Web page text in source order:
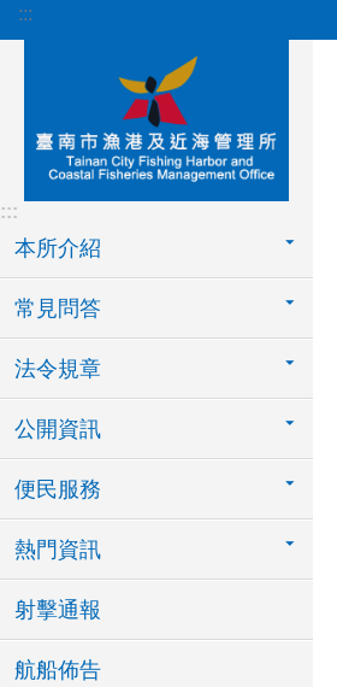
跳到主要內容區塊
:::
:::
本所介紹
常見問答
法令規章
公開資訊
便民服務
熱門資訊
射擊通報
航船佈告